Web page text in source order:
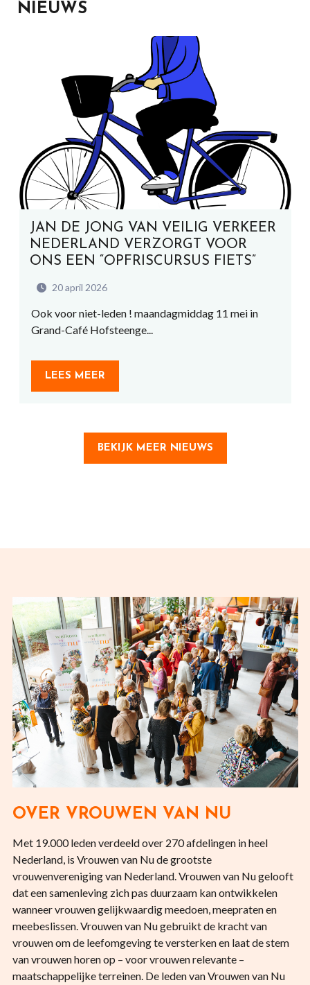
NIEUWS
JAN DE JONG VAN VEILIG VERKEER
NEDERLAND VERZORGT VOOR
ONS EEN “OPFRISCURSUS FIETS”
20 april 2026
Ook voor niet-leden ! maandagmiddag 11 mei in
Grand-Café Hofsteenge...
LEES MEER
BEKIJK MEER NIEUWS
OVER VROUWEN VAN NU
Met 19.000 leden verdeeld over 270 afdelingen in heel
Nederland, is Vrouwen van Nu de grootste
vrouwenvereniging van Nederland. Vrouwen van Nu gelooft
dat een samenleving zich pas duurzaam kan ontwikkelen
wanneer vrouwen gelijkwaardig meedoen, meepraten en
meebeslissen. Vrouwen van Nu gebruikt de kracht van
vrouwen om de leefomgeving te versterken en laat de stem
van vrouwen horen op – voor vrouwen relevante –
maatschappelijke terreinen. De leden van Vrouwen van Nu